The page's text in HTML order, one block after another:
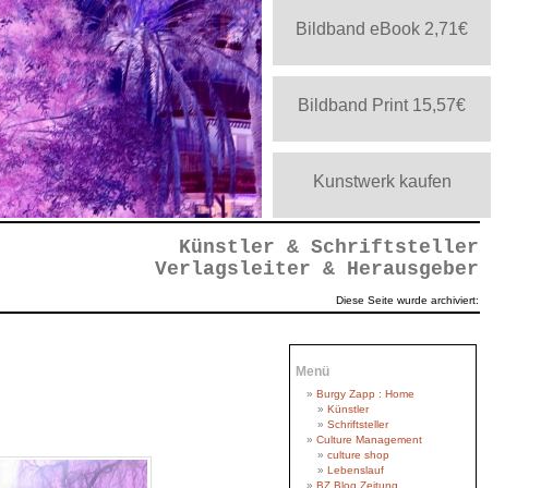
Bildband eBook 2,71€
Bildband Print 15,57€
Kunstwerk kaufen
Künstler & Schriftsteller
Verlagsleiter & Herausgeber
Diese Seite wurde archiviert:
Menü
Burgy Zapp : Home
Künstler
Schriftsteller
Culture Management
culture shop
Lebenslauf
BZ Blog Zeitung